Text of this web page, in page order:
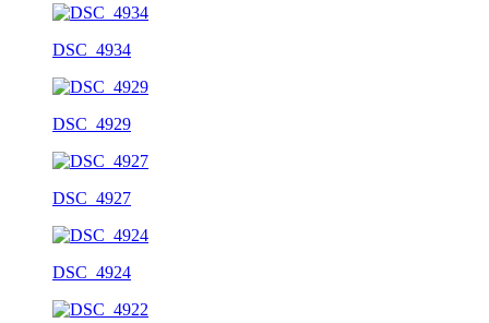
DSC_4934
DSC_4929
DSC_4927
DSC_4924